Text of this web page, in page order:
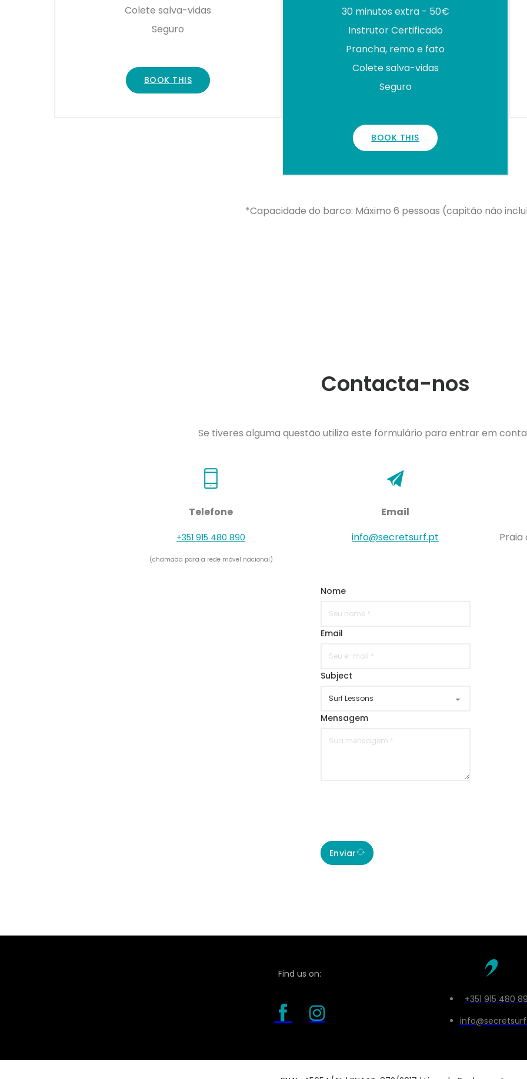
Colete salva-vidas
Seguro
BOOK THIS
30 minutos extra - 50€
Instrutor Certificado
Prancha, remo e fato
Colete salva-vidas
Seguro
BOOK THIS
*Capacidade do barco: Máximo 6 pessoas (capitão não
Contacta-nos
Se tiveres alguma questão utiliza este formulário para entrar em
Telefone
+351 915 480 890
(chamada para a rede móvel nacional)
Email
info@secretsurf.pt
Praia
Nome
Email
Subject
Mensagem
Enviar
Find us on:
+351 915 480